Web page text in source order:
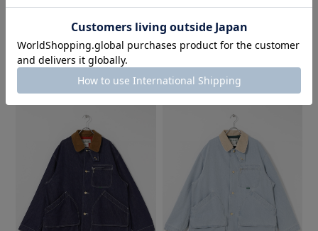
デニムオーバーノーカラージャケッ
￥2,99260%OFF
8
Gurank CH MOUNTAIN PARKA
￥77,000